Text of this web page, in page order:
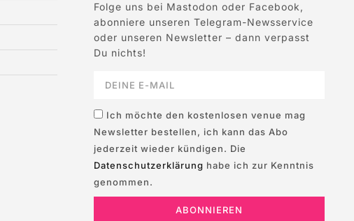
Folge uns bei Mastodon oder Facebook,
abonniere unseren Telegram-Newsservice
oder unseren Newsletter – dann verpasst
Du nichts!
Ich möchte den kostenlosen venue mag
Newsletter bestellen, ich kann das Abo
jederzeit wieder kündigen. Die
Datenschutzerklärung habe ich zur Kenntnis
genommen.
ABONNIEREN